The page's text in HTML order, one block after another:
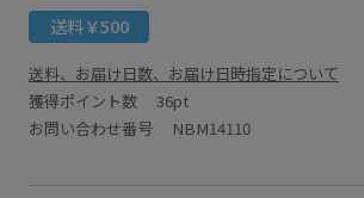
送料￥500
送料、お届け日数、お届け日時指定について
獲得ポイント数 36pt
お問い合わせ番号 NBM14110